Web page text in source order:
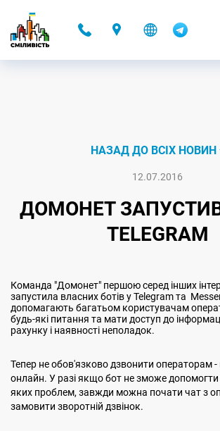
НАЗАД ДО ВСІХ НОВИН
12.07.2016
ДОМОНЕТ
TELEGRAM
Команда "Домонет" першою серед інших
запустила власних ботів у Telegram та
допомагають багатьом користувачам
будь-які питання та мати доступ до
рахунку і наявності неполадок.
Тепер не обов'язково дзвонити операторам -
онлайн. У разі якщо бот не зможе допомогти
яких проблем, завжди можна почати чат з
замовити зворотній дзвінок.